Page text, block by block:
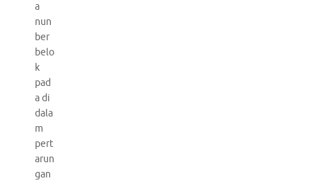
a
nun
ber
belo
k
pad
a di
dala
m
pert
arun
gan